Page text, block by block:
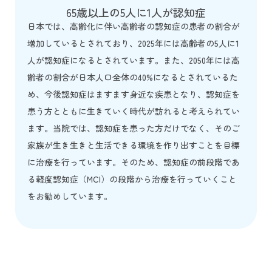
65歳以上の5人に1人が認知症
日本では、高齢化に伴い高齢者の認知症の患者の割合が
増加しているとされており、2025年には高齢者の5人に1
人が認知症になるとされています。また、2050年には高
齢者の割合が日本人口全体の40%になるとされているた
め、今後認知症はますます身近な疾患となり、認知症を
患う方とともに生きていく時代が訪れると考えられてい
ます。当院では、認知症を患った方だけでなく、そのご
家族が生き生きと生活できる環境を作り出すことを目標
に治療を行っています。そのため、認知症の前段階であ
る軽度認知症（MCI）の段階から治療を行っていくこと
をお勧めしています。